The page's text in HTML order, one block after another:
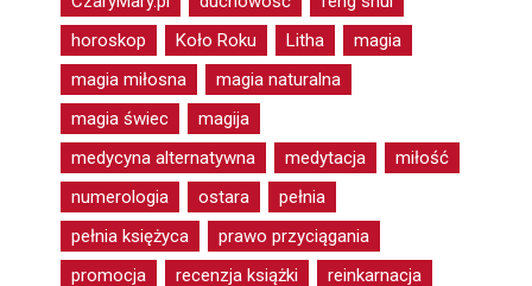
horoskop
Koło Roku Litha
magia
magia miłosna
magia naturalna
magia świec
magija
medycyna alternatywna
medytacja
miłość
numerologia
ostara
pełnia
pełnia księżyca
prawo przyciągania
promocja
recenzja książki
reinkarnacja